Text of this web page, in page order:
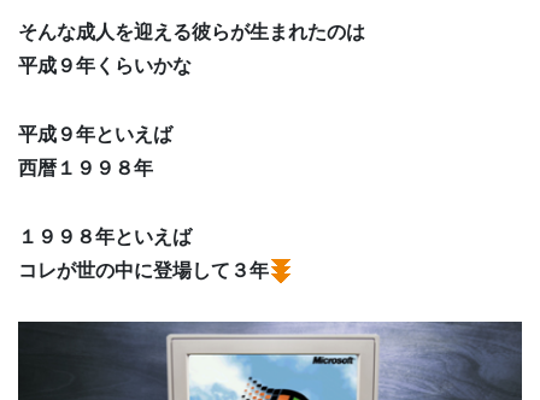
そんな成人を迎える彼らが生まれたのは
平成９年くらいかな
平成９年といえば
西暦１９９８年
１９９８年といえば
コレが世の中に登場して３年